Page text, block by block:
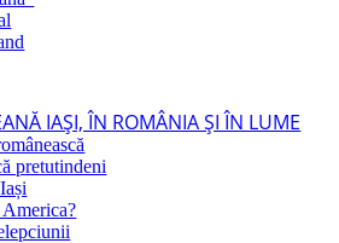
IAŞI, ÎN ROMÂNIA ŞI ÎN LUME
pretutindeni
America?